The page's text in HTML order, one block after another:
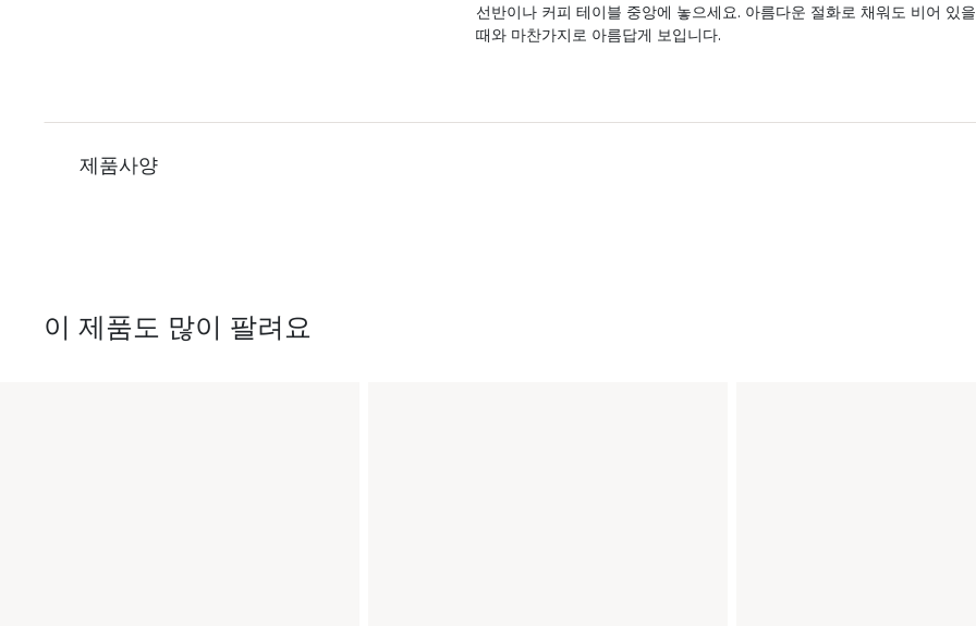
선반이나 커피 테이블 중앙에 놓으세요. 아름다운 절화로 채워도 비어 있을
때와 마찬가지로 아름답게 보입니다.
제품사양
이 제품도 많이 팔려요